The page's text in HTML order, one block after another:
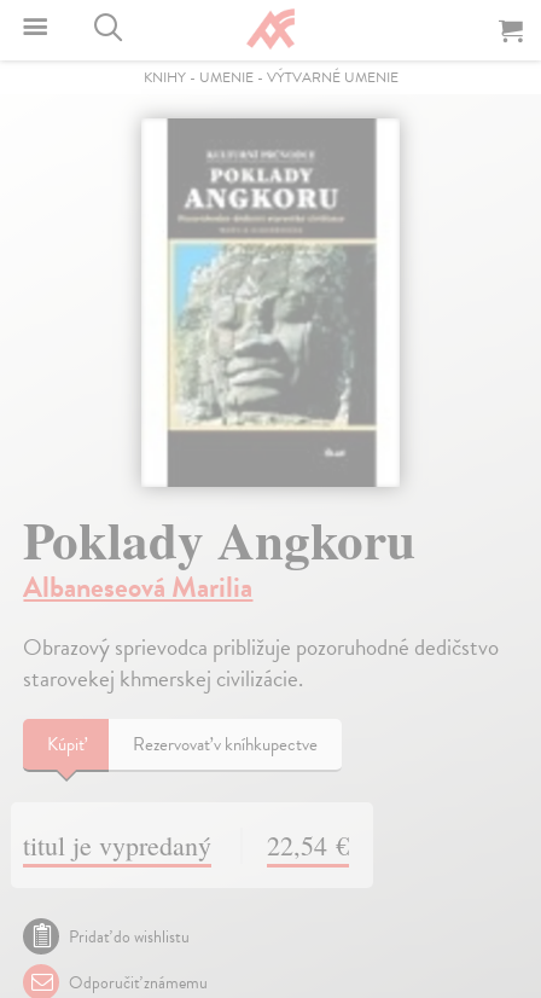
KNIHY- UMENIE- VÝTVARNÉ UMENIE
Poklady Angkoru
Albaneseová Marilia
Obrazový sprievodca približuje pozoruhodné dedičstvo
starovekej khmerskej civilizácie.
Kúpiť Rezervovať v kníhkupectve
titul je vypredaný 22,54 €
Pridať do wishlistu
Odporučiť známemu